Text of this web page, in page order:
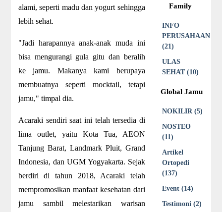
alami, seperti madu dan yogurt sehingga
lebih sehat.
"Jadi harapannya anak-anak muda ini
bisa mengurangi gula gitu dan beralih
ke jamu. Makanya kami berupaya
membuatnya seperti mocktail, tetapi
jamu," timpal dia.
Acaraki sendiri saat ini telah tersedia di
lima outlet, yaitu Kota Tua, AEON
Tanjung Barat, Landmark Pluit, Grand
Indonesia, dan UGM Yogyakarta. Sejak
berdiri di tahun 2018, Acaraki telah
mempromosikan manfaat kesehatan dari
jamu sambil melestarikan warisan
Family
INFO
PERUSAHAAN
(21)
ULAS
SEHAT (10)
Global Jamu
NOKILIR (5)
NOSTEO
(11)
Artikel
Ortopedi
(137)
Event (14)
Testimoni (2)